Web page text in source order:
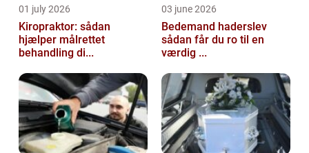
01 july 2026
Kiropraktor: sådan
hjælper målrettet
behandling di...
03 june 2026
Bedemand haderslev
sådan får du ro til en
værdig ...